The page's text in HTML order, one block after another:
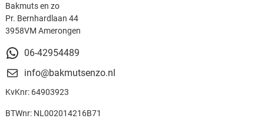
Bakmuts en zo
Pr. Bernhardlaan 44
3958VM Amerongen
06-42954489
info@bakmutsenzo.nl
KvKnr: 64903923
BTWnr: NL002014216B71